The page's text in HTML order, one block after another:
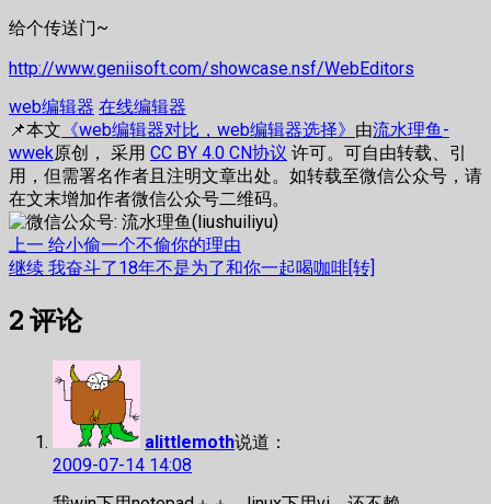
给个传送门~
http://www.geniisoft.com/showcase.nsf/WebEditors
web编辑器 在线编辑器
📌本文 《web编辑器对比，web编辑器选择》 由流水理鱼-
wwek原创， 采用 CC BY 4.0 CN协议 许可。可自由转载、引
用，但需署名作者且注明文章出处。如转载至微信公众号，请
在文末增加作者微信公众号二维码。
文
章
导
上一 上
篇
章：
给小偷一个不偷你的理由
继续 下
文
章：
我奋斗了18年不是为了和你一起喝咖啡[转]
2评论
alittlemoth说道：
2009-07-14 14:08